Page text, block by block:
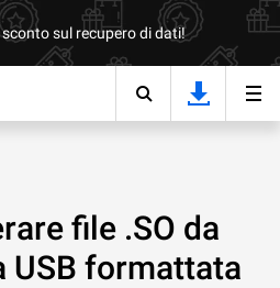
sul recupero di dati!
file .SO da
USB formattata